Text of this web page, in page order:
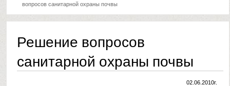
вопросов санитарной охраны почвы
Решение вопросов
санитарной охраны почвы
02.06.2010г.